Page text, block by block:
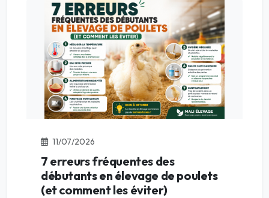
11/07/2026
7 erreurs fréquentes des
débutants en élevage de poulets
(et comment les éviter)